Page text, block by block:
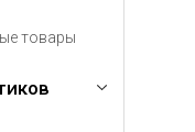
товары